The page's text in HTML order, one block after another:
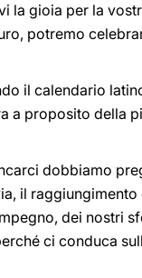
la gioia per la
potremo
il calendario
a proposito della
dobbiamo
il raggiungimento
dei nostri
ci conduca